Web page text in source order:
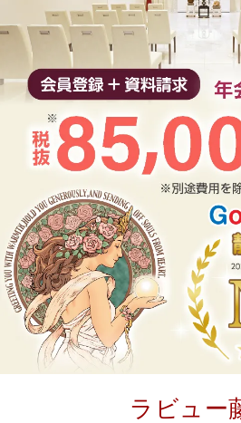
ラビュー